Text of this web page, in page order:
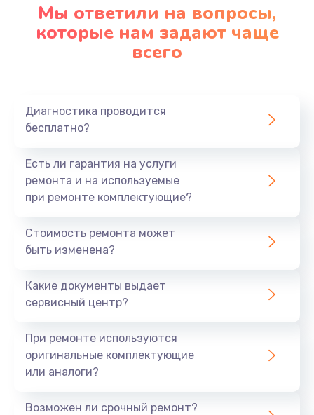
Мы ответили на вопросы,
которые нам задают чаще
всего
Диагностика проводится
бесплатно?
Есть ли гарантия на услуги
ремонта и на используемые
при ремонте комплектующие?
Стоимость ремонта может
быть изменена?
Какие документы выдает
сервисный центр?
При ремонте используются
оригинальные комплектующие
или аналоги?
Возможен ли срочный ремонт?